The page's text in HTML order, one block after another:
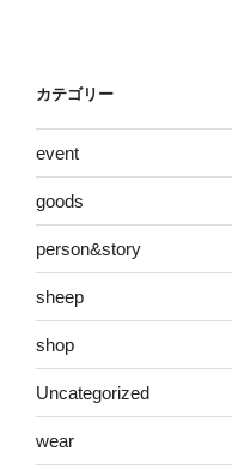
カテゴリー
event
goods
person&story
sheep
shop
Uncategorized
wear